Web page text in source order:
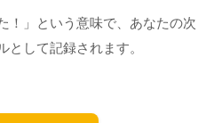
！」という意味で、あなたの次
として記録されます。